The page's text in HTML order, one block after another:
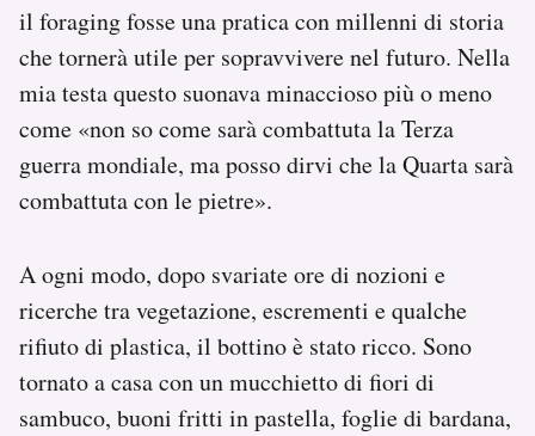
il foraging fosse una pratica con millenni di storia
che tornerà utile per sopravvivere nel futuro. Nella
mia testa questo suonava minaccioso più o meno
come «non so come sarà combattuta la Terza
guerra mondiale, ma posso dirvi che la Quarta sarà
combattuta con le pietre».
A ogni modo, dopo svariate ore di nozioni e
ricerche tra vegetazione, escrementi e qualche
rifiuto di plastica, il bottino è stato ricco. Sono
tornato a casa con un mucchietto di fiori di
sambuco, buoni fritti in pastella, foglie di bardana,